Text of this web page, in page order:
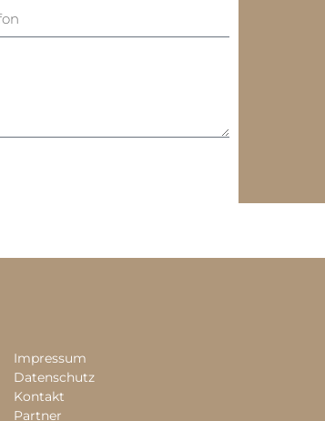
Impressum
Datenschutz
Kontakt
Partner